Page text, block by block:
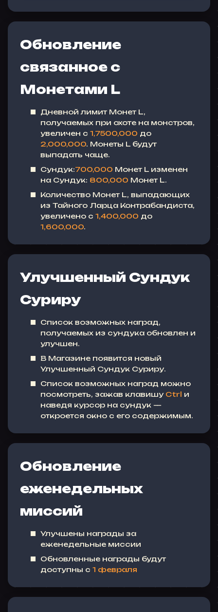
Обновление
связанное с
Монетами L
Дневной лимит Монет L,
получаемых при охоте на монстров,
увеличен с 1,7500,000 до
2,000,000. Монеты L будут
выпадать чаще.
Сундук:700,000 Монет L изменен
на Сундук: 800,000 Монет L.
Количество Монет L, выпадающих
из Тайного Ларца Контрабандиста,
увеличено с 1,400,000 до
1,600,000.
Улучшенный Сундук
Суриру
Список возможных наград,
получаемых из сундука обновлен и
улучшен.
В Магазине появится новый
Улучшенный Сундук Суриру.
Список возможных наград можно
посмотреть, зажав клавишу Ctrl и
наведя курсор на сундук —
откроется окно с его содержимым.
Обновление
еженедельных
миссий
Улучшены награды за
еженедельные миссии
Обновленные награды будут
доступны с 1 февраля